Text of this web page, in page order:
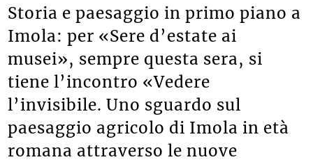
Storia e paesaggio in primo piano a
Imola: per «Sere d’estate ai
musei», sempre questa sera, si
tiene l’incontro «Vedere
l’invisibile. Uno sguardo sul
paesaggio agricolo di Imola in età
romana attraverso le nuove